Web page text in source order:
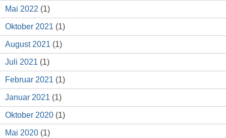
Mai 2022 (1)
Oktober 2021 (1)
August 2021 (1)
Juli 2021 (1)
Februar 2021 (1)
Januar 2021 (1)
Oktober 2020 (1)
Mai 2020 (1)